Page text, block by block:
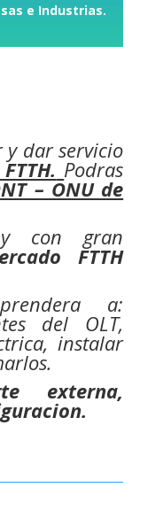
e Industrias.
dar servicio
Podras
– ONU de
con gran
FTTH
a:
del OLT,
, instalar
externa,
.